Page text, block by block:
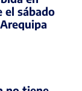
el sábado